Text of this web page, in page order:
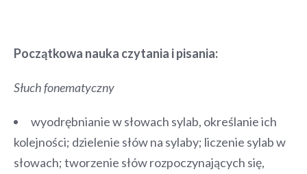
Początkowa nauka czytania i pisania:
Słuch fonematyczny
wyodrębnianie w słowach sylab, określanie ich
kolejności; dzielenie słów na sylaby; liczenie sylab w
słowach; tworzenie słów rozpoczynających się,